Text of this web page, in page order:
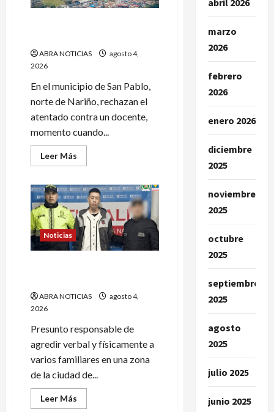
Abelardo
ABRA NOTICIAS
agosto 4,
2026
En el municipio de San Pablo,
norte de Nariño, rechazan el
atentado contra un docente,
momento cuando...
Leer Más
más
Rechazan
atentado
contra
un
docente
en
San
Pablo
Noticias
ABRA NOTICIAS
agosto 4,
2026
Presunto responsable de
agredir verbal y físicamente a
varios familiares en una zona
de la ciudad de...
Leer Más
más
marzo
2026
febrero
2026
enero 2026
diciembre
2025
noviembre
2025
octubre
2025
septiembre
2025
agosto
2025
julio 2025
junio 2025